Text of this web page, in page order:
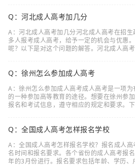
Q：河北成人高考加几分
A：河北成人高考加几分河北成人高考在招
多人报考成人高考，给予一定的机会与优惠
呢？以下是对这个问题的解答。河北成人高
Q：徐州怎么参加成人高考
A：徐州怎么参加成人高考成人高考是一项
的一种参加高等教育的途径。想要在徐州参
报名和考试信息，遵守相应的规定和要求。
Q：全国成人高考怎样报名学校
A：全国成人高考怎样报名学校？报名成人
名时间和报名要求。各个省份的成人高考报
年的3月份进行。报名要求包括年龄、学历、